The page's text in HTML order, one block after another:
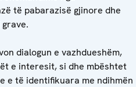
të pabarazisë gjinore dhe
dialogun e vazhdueshëm,
e interesit, si dhe mbështet
e të identifikuara me ndihmën